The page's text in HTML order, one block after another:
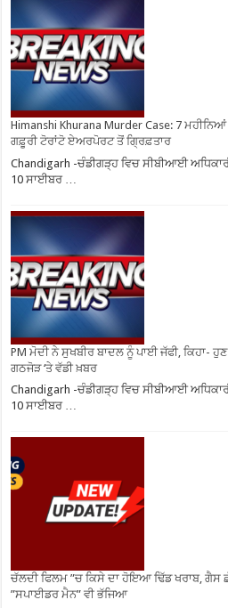
Himanshi Khurana Murder Case: 7
ਗਫ਼ੂਰੀ ਟੋਰਾਂਟੋ ਏਅਰਪੋਰਟ ਤੋਂ ਗ੍ਰਿਫ਼ਤਾਰ
Chandigarh -ਚੰਡੀਗੜ੍ਹ ਵਿਚ ਸੀਬੀਆਈ
10 ਸਾਈਬਰ …
PM ਮੋਦੀ ਨੇ ਸੁਖਬੀਰ ਬਾਦਲ ਨੂੰ ਪਾਈ ਜੱਫੀ, ਕਿਹਾ-
ਗਠਜੋੜ ‘ਤੇ ਵੱਡੀ ਖ਼ਬਰ
Chandigarh -ਚੰਡੀਗੜ੍ਹ ਵਿਚ ਸੀਬੀਆਈ
10 ਸਾਈਬਰ …
ਚੱਲਦੀ ਫਿਲਮ ”ਚ ਕਿਸੇ ਦਾ ਹੋਇਆ ਢਿੱਡ ਖਰਾਬ, ਗੈਸ
”ਸਪਾਈਡਰ ਮੈਨ” ਵੀ ਭੱਜਿਆ